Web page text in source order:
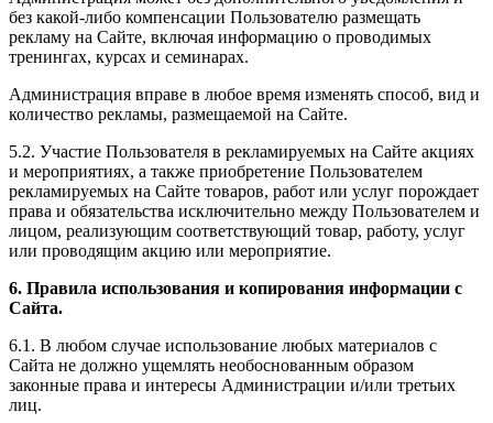
без какой-либо компенсации Пользователю размещать
рекламу на Сайте, включая информацию о проводимых
тренингах, курсах и семинарах.
Администрация вправе в любое время изменять способ, вид и
количество рекламы, размещаемой на Сайте.
5.2. Участие Пользователя в рекламируемых на Сайте акциях
и мероприятиях, а также приобретение Пользователем
рекламируемых на Сайте товаров, работ или услуг порождает
права и обязательства исключительно между Пользователем и
лицом, реализующим соответствующий товар, работу, услуг
или проводящим акцию или мероприятие.
6. Правила использования и копирования информации с
Сайта.
6.1. В любом случае использование любых материалов с
Сайта не должно ущемлять необоснованным образом
законные права и интересы Администрации и/или третьих
лиц.